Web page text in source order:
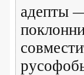
адепты